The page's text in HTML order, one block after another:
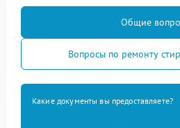
Общие
Вопросы по ремонту
Какие документы вы предоставляете?